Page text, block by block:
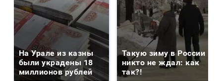
На Урале из казны
были украдены 18
миллионов рублей
Такую зиму в России
никто не ждал: как
так?!